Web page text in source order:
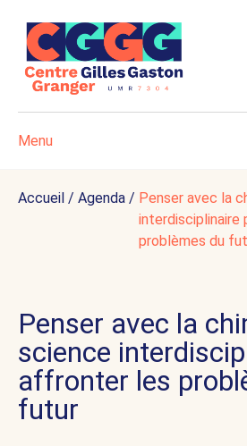
Menu
Accueil / Agenda / Penser avec la
interdisciplinaire
problèmes du
Penser avec la
science
affronter les
futur